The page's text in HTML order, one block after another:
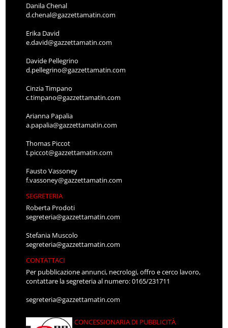
Danila Chenal
d.chenal@gazzettamatin.com
Erika David
e.david@gazzettamatin.com
Davide Pellegrino
d.pellegrino@gazzettamatin.com
Cinzia Timpano
c.timpano@gazzettamatin.com
Arianna Papalia
a.papalia@gazzettamatin.com
Thomas Piccot
t.piccot@gazzettamatin.com
Fausto Vassoney
f.vassoney@gazzettamatin.com
SEGRETERIA
Roberta Prodoti
segreteria@gazzettamatin.com
Stefania Muscolo
segreteria@gazzettamatin.com
CONTATTACI
Per pubblicazione annunci, necrologi, offro e cerco lavoro,
contattare la segreteria al numero: 0165/231711
segreteria@gazzettamatin.com
CONCESSIONARIA DI PUBBLICITÀ